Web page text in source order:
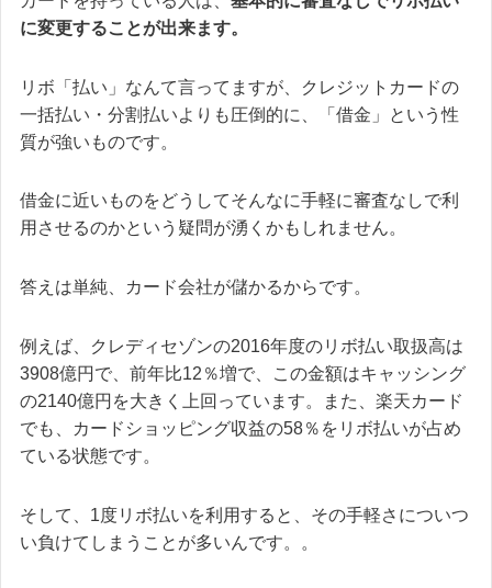
に変更することが出来ます。
リボ「払い」なんて言ってますが、クレジットカードの
一括払い・分割払いよりも圧倒的に、「借金」という性
質が強いものです。
借金に近いものをどうしてそんなに手軽に審査なしで利
用させるのかという疑問が湧くかもしれません。
答えは単純、 カード会社が儲かるからです。
例えば、クレディセゾンの2016年度のリボ払い取扱高は
3908億円で、前年比12％増で、この金額はキャッシング
の2140億円を大きく上回っています。また、楽天カード
でも、カードショッピング収益の58％をリボ払いが占め
ている状態です。
そして、1度リボ払いを利用すると、その手軽さについつ
い負けてしまうことが多いんです。。